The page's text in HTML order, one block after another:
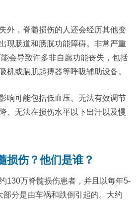
外，脊髓损伤的人还会经历其他变
现肠道和膀胱功能障碍。非常严重
会导致许多非自愿功能丧失，包括
机或膈肌起搏器等呼吸辅助设备。
响可能包括低血压、无法有效调节
、无法在损伤水平以下出汗以及慢
损伤？他们是谁？
130万脊髓损伤患者，并且以每年5-
分是由车祸和跌倒引起的。大约